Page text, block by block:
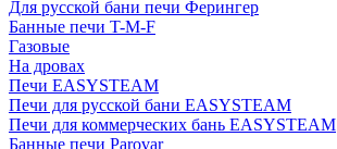
Для русской бани печи Ферингер
Банные печи T-M-F
Газовые
На дровах
Печи EASYSTEAM
Печи для русской бани EASYSTEAM
Печи для коммерческих бань EASYSTEAM
Банные печи Parovar